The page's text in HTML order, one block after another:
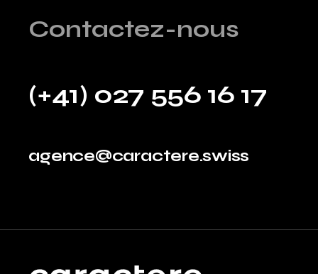
Contactez-nous
(+41) 027 556 16 17
agence@caractere.swiss